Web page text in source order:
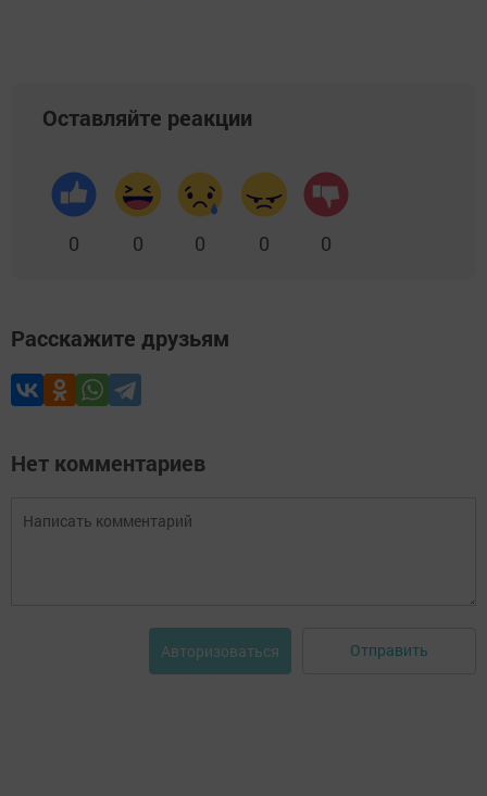
Оставляйте реакции
0 0 0 0 0
Расскажите друзьям
Нет комментариев
Авторизоваться Отправить